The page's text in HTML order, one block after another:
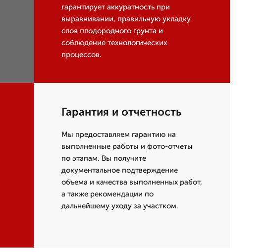
гарантирует аккуратность при
выравнивании, правильную укладку
слоя плодородного грунта и
соблюдение технологических
процессов.
Гарантия и отчетность
Мы предоставляем гарантию на
выполненные работы и фото-отчеты
по этапам. Вы получите
документальное подтверждение
объема и качества выполненных работ,
а также рекомендации по
дальнейшему уходу за участком.